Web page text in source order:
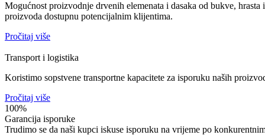
Mogućnost proizvodnje drvenih elemenata i dasaka od bukve,
proizvoda dostupnu potencijalnim klijentima.
Pročitaj više
Transport i logistika
Koristimo sopstvene transportne kapacitete za isporuku naših
Pročitaj više
100%
Garancija isporuke
Trudimo se da naši kupci iskuse isporuku na vrijeme po